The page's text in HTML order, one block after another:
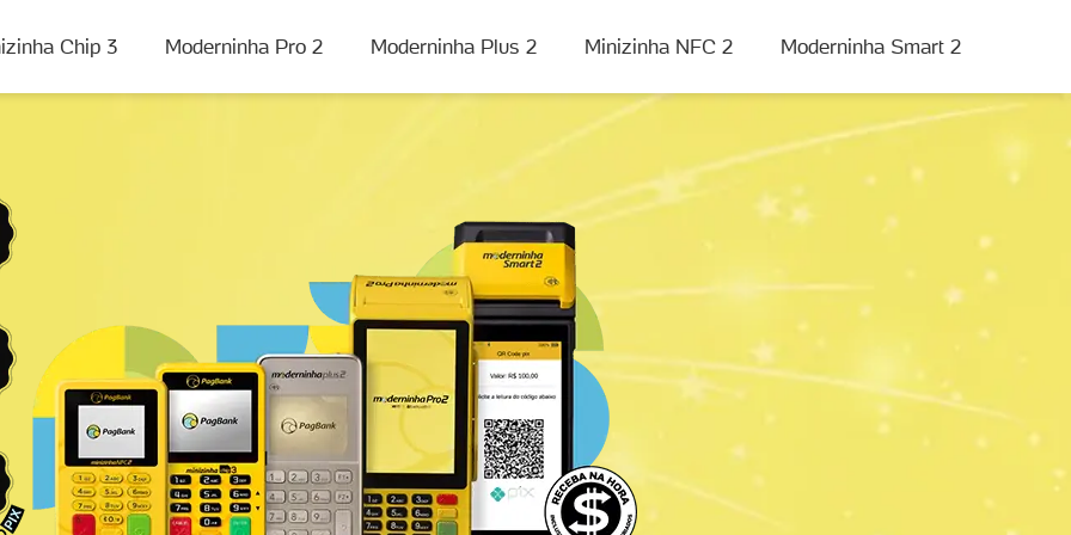
Chip 3 Moderninha Pro 2 Moderninha Plus 2 Minizinha NFC 2 Moderninha Smart 2